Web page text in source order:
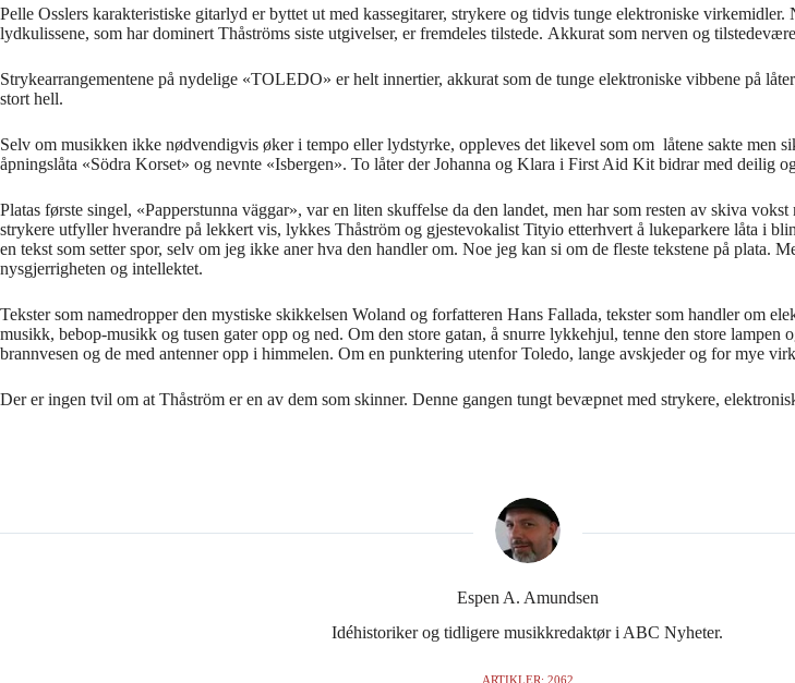
Pelle Osslers karakteristiske gitarlyd er byttet ut med kassegitarer, strykere og tidvis tunge elektroniske
lydkulissene, som har dominert Thåströms siste utgivelser, er fremdeles tilstede. Akkurat som nerven og
Strykearrangementene på nydelige «TOLEDO» er helt innertier, akkurat som de tunge elektroniske vibbene på
stort hell.
Selv om musikken ikke nødvendigvis øker i tempo eller lydstyrke, oppleves det likevel som om låtene sakte men
åpningslåta «Södra Korset» og nevnte «Isbergen». To låter der Johanna og Klara i First Aid Kit bidrar med deilig
Platas første singel, «Papperstunna väggar», var en liten skuffelse da den landet, men har som resten av skiva
strykere utfyller hverandre på lekkert vis, lykkes Thåström og gjestevokalist Tityio etterhvert å lukeparkere låta i
en tekst som setter spor, selv om jeg ikke aner hva den handler om. Noe jeg kan si om de fleste tekstene på plata.
nysgjerrigheten og intellektet.
Tekster som namedropper den mystiske skikkelsen Woland og forfatteren Hans Fallada, tekster som handler om
musikk, bebop-musikk og tusen gater opp og ned. Om den store gatan, å snurre lykkehjul, tenne den store
brannvesen og de med antenner opp i himmelen. Om en punktering utenfor Toledo, lange avskjeder og for mye
Der er ingen tvil om at Thåström er en av dem som skinner. Denne gangen tungt bevæpnet med strykere,
Espen A. Amundsen
Idéhistoriker og tidligere musikkredaktør i ABC Nyheter.
ARTIKLER: 2062